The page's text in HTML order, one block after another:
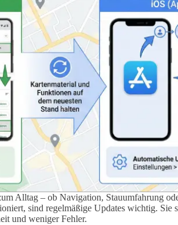
Alltag – ob Navigation, Stauumfahrung
sind regelmäßige Updates wichtig. Sie
und weniger Fehler.